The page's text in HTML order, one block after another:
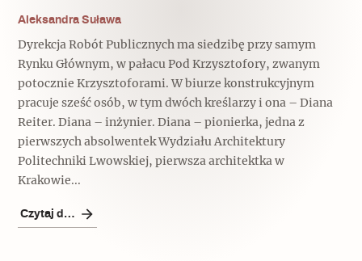
Aleksandra Suława
Dyrekcja Robót Publicznych ma siedzibę przy samym
Rynku Głównym, w pałacu Pod Krzysztofory, zwanym
potocznie Krzysztoforami. W biurze konstrukcyjnym
pracuje sześć osób, w tym dwóch kreślarzy i ona – Diana
Reiter. Diana – inżynier. Diana – pionierka, jedna z
pierwszych absolwentek Wydziału Architektury
Politechniki Lwowskiej, pierwsza architektka w
Krakowie...
Czytaj dalej